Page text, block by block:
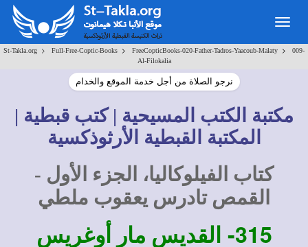
St-Takla.org > Full-Free-Coptic-Books > FreeCopticBooks-020-Father-Tadros-Yaacoub-Malaty >
009-
Al-Filokalia
نرجو الصلاة من أجل خدمة الموقع والخدام
مكتبة الكتب المسيحية | كتب قبطية |
المكتبة القبطية الأرثوذكسية
كتاب الفيلوكاليا، الجزء الأول -
القمص تادرس يعقوب ملطي
315-
القديس مار أوغريس